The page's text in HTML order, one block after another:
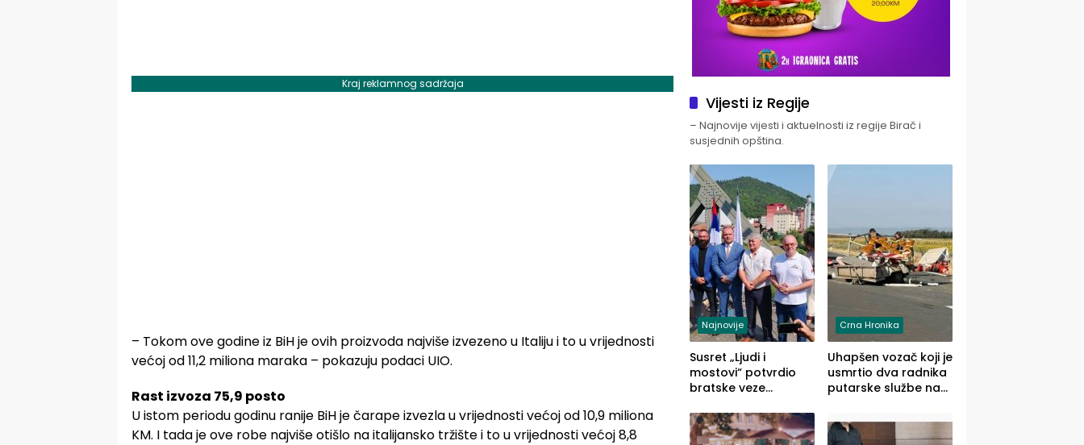
Kraj reklamnog sadržaja
– Tokom ove godine iz BiH je ovih proizvoda najviše izvezeno u Italiju i to u vrijednosti
većoj od 11,2 miliona maraka – pokazuju podaci UIO.
Rast izvoza 75,9 posto
U istom periodu godinu ranije BiH je čarape izvezla u vrijednosti većoj od 10,9 miliona
KM. I tada je ove robe najviše otišlo na italijansko tržište i to u vrijednosti većoj 8,8
Vijesti iz Regije
– Najnovije vijesti i aktuelnosti iz regije Birač i
susjednih opština.
Najnovije
Susret „Ljudi i
mostovi“ potvrdio
bratske veze
Zvornika
Crna Hronika
Uhapšen vozač koji je
usmrtio dva radnika
putarske službe na
prema Šapcu
(FOTO)